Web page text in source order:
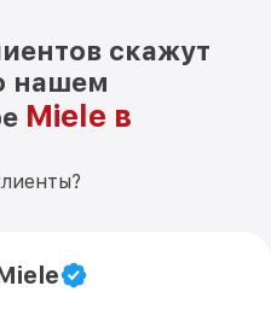
скажут
нашем
Miele в